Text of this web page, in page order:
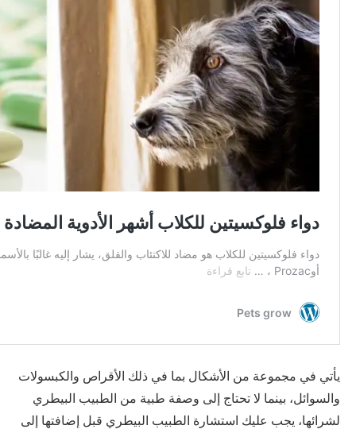
يأتي في مجموعة من الأشكال بما في ذلك الأقراص والكبسولات
والسوائل، بينما لا تحتاج إلى وصفة طبية من الطبيب البيطري
لشرائها، يجب عليك استشارة الطبيب البيطري قبل إضافتها إلى